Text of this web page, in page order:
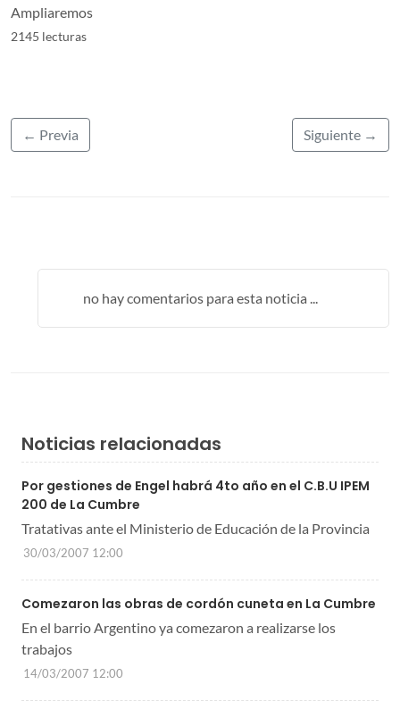
Ampliaremos
2145 lecturas
← Previa Siguiente →
no hay comentarios para esta noticia ...
Noticias relacionadas
Por gestiones de Engel habrá 4to año en el C.B.U IPEM
200 de La Cumbre
Tratativas ante el Ministerio de Educación de la Provincia
30/03/2007 12:00
Comezaron las obras de cordón cuneta en La Cumbre
En el barrio Argentino ya comezaron a realizarse los
trabajos
14/03/2007 12:00